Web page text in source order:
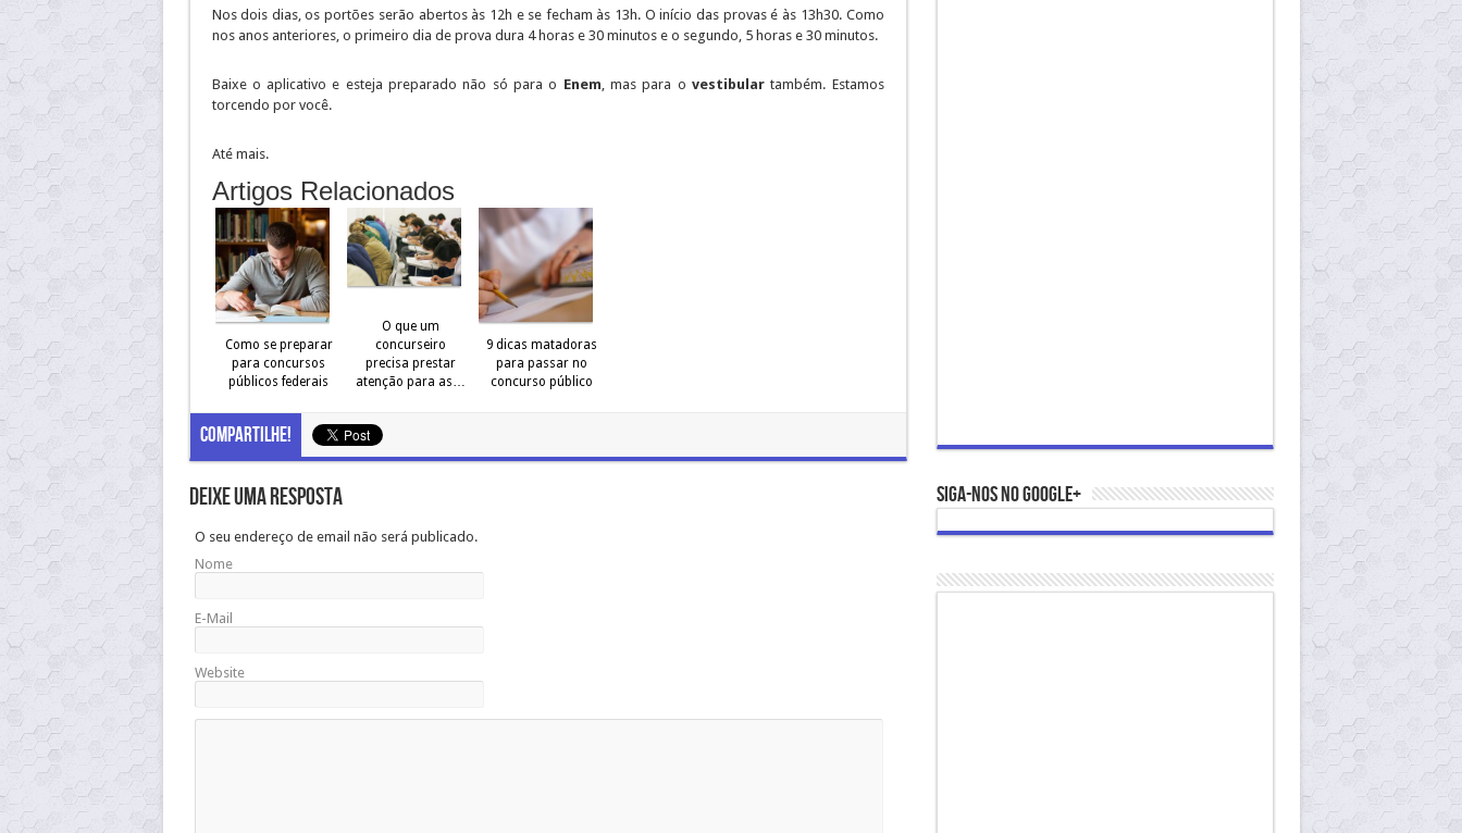
Nos dois dias, os portões serão abertos às 12h e se fecham às 13h. O início das provas é às 13h30. Como
nos anos anteriores, o primeiro dia de prova dura 4 horas e 30 minutos e o segundo, 5 horas e 30 minutos.
Baixe o aplicativo e esteja preparado não só para o Enem, mas para o vestibulartambém. Estamos
torcendo por você.
Até mais.
Artigos Relacionados
Como se preparar
para concursos
públicos federais
O que um
concurseiro
precisa prestar
atenção para as…
9 dicas matadoras
para passar no
concurso público
Compartilhe!
Deixe uma resposta
O seu endereço de email não será publicado.
Nome
E-Mail
Website
Siga-nos no Google+